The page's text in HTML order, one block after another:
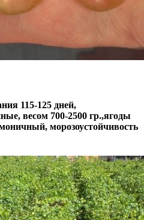
115-125 дней,
весом 700-2500 гр.,ягоды
морозоустойчивость